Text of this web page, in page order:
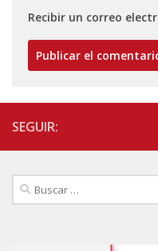
Recibir un correo
SEGUIR:
Buscar: